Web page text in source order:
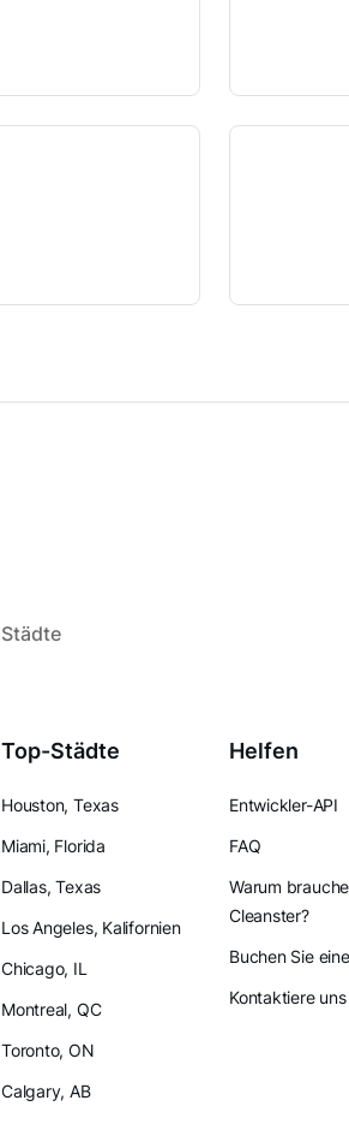
Städte
Top-Städte
Houston, Texas
Miami, Florida
Dallas, Texas
Los Angeles, Kalifornien
Chicago, IL
Montreal, QC
Toronto, ON
Calgary, AB
Helfen
Entwickler-API
FAQ
Warum
Cleanster?
Buchen Sie
Kontaktiere uns